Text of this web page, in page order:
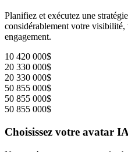
Planifiez et exécutez une
considérablement votre
engagement.
10 420 000$
20 330 000$
20 330 000$
50 855 000$
50 855 000$
50 855 000$
Choisissez votre avatar IA